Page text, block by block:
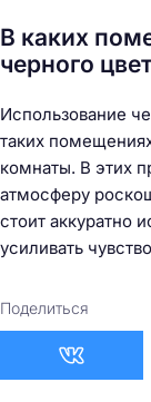
В каких
черного
Использование
таких
комнаты. В этих
атмосферу
стоит аккуратно
усиливать
Поделиться